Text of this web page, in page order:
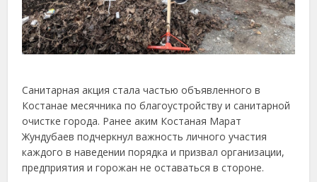
Санитарная акция стала частью объявленного в
Костанае месячника по благоустройству и санитарной
очистке города. Ранее аким Костаная Марат
Жундубаев подчеркнул важность личного участия
каждого в наведении порядка и призвал организации,
предприятия и горожан не оставаться в стороне.